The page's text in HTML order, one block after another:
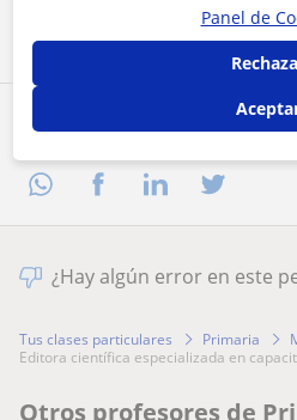
Comparte a este
¿Hay algún error en este
Tus clases particulares Primaria
editora científica especializada en
Otros profesores de
Panel de